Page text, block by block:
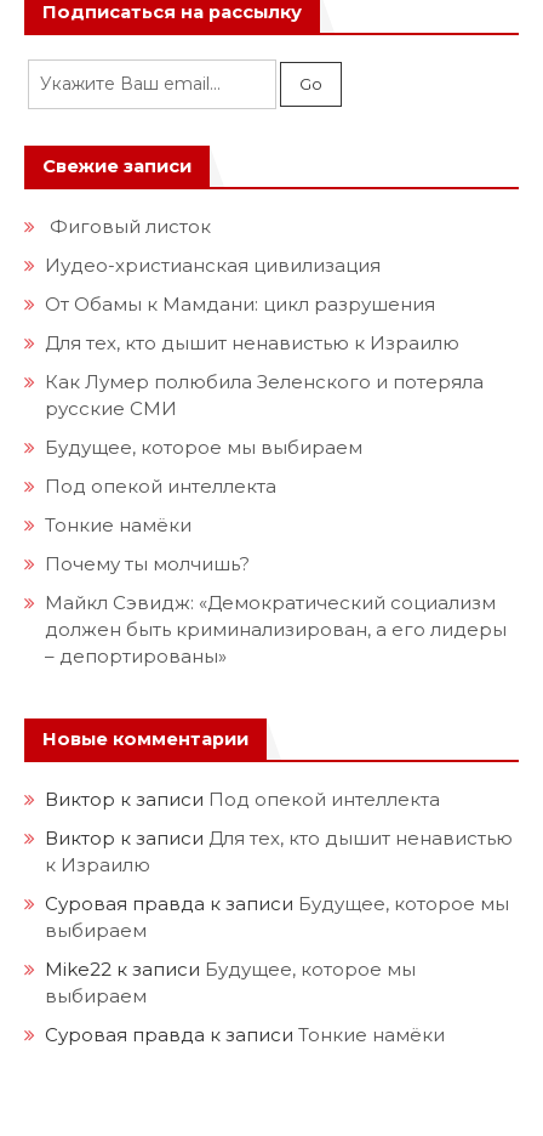
Подписаться на рассылку
Свежие записи
Фиговый листок
Иудео-христианская цивилизация
От Обамы к Мамдани: цикл разрушения
Для тех, кто дышит ненавистью к Израилю
Как Лумер полюбила Зеленского и потеряла
русские СМИ
Будущее, которое мы выбираем
Под опекой интеллекта
Тонкие намёки
Почему ты молчишь?
Майкл Сэвидж: «Демократический социализм
должен быть криминализирован, а его лидеры
– депортированы»
Новые комментарии
Виктор к записи Под опекой интеллекта
Виктор к записи Для тех, кто дышит ненавистью
к Израилю
Суровая правда к записи Будущее, которое мы
выбираем
Mike22 к записи Будущее, которое мы
выбираем
Суровая правда к записи Тонкие намёки